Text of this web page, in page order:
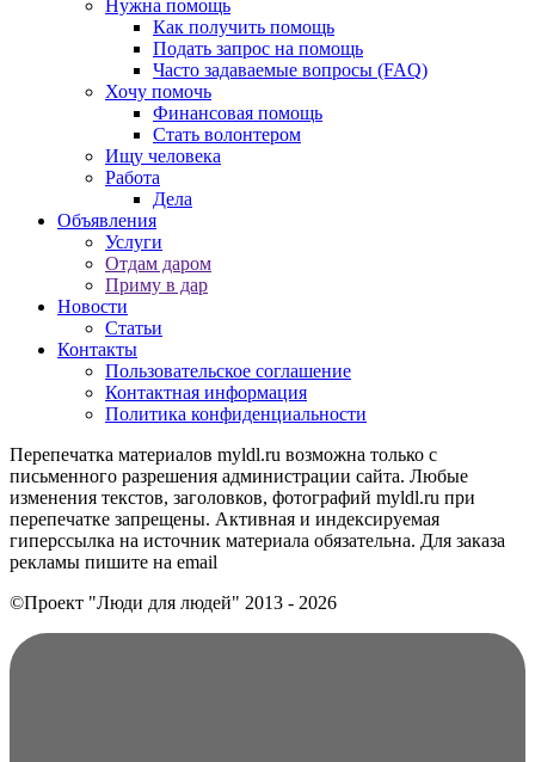
Нужна помощь
Как получить помощь
Подать запрос на помощь
Часто задаваемые вопросы (FAQ)
Хочу помочь
Финансовая помощь
Стать волонтером
Ищу человека
Работа
Дела
Объявления
Услуги
Отдам даром
Приму в дар
Новости
Статьи
Контакты
Пользовательское соглашение
Контактная информация
Политика конфиденциальности
Перепечатка материалов myldl.ru возможна только с
письменного разрешения администрации сайта. Любые
изменения текстов, заголовков, фотографий myldl.ru при
перепечатке запрещены. Активная и индексируемая
гиперссылка на источник материала обязательна. Для заказа
рекламы пишите на еmail
©Проект "Люди для людей" 2013 - 2026